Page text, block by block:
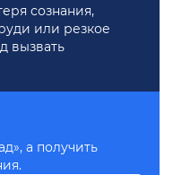
сознания,
или резкое
вызвать
а получить